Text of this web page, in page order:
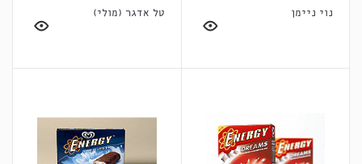
נוי ניימן
טל אדגר (מולי)